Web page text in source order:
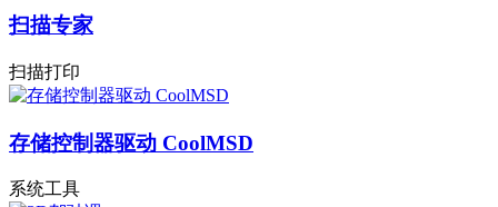
扫描专家
扫描打印
存储控制器驱动 CoolMSD
系统工具